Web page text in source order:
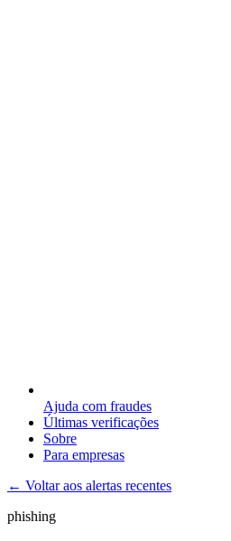
Ajuda com fraudes
Últimas verificações
Sobre
Para empresas
← Voltar aos alertas recentes
phishing